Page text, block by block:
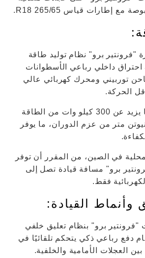
"فرونتير برو" نظام توليد طاقة
داخلي رباعي الأسطوانات
مع شاحن توربيني ومحرك كهربائي عالي
الحركة.
وينتج هذا النظام ما يزيد عن 300 كيلو وات من الطاقة
يصل إلى 800 نيوتن متر من عزم الدوران، ما يوفر
في الصين، من المقرر أن توفر
برو" مسافة قيادة تصل إلى
وأنماط القيادة:
"فرونتير برو" بنظام تعليق خلفي
دفع رباعي ذكي يتحكم تلقائيًا في
العجلات الأمامية والخلفية.